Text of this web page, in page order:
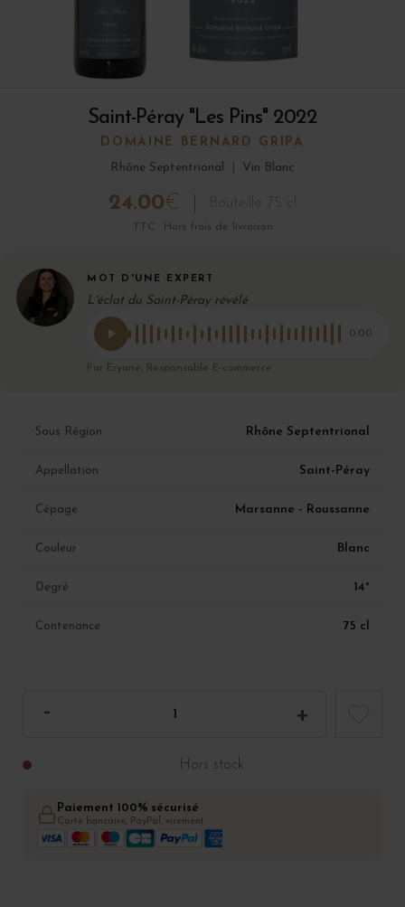
Saint-Péray "Les Pins" 2022
DOMAINE BERNARD GRIPA
Rhône Septentrional
Vin Blanc
24.00€ Bouteille 75 cl
TTC · Hors frais de livraison
MOT D'UNE EXPERT
L'éclat du Saint-Péray révélé
0:00
Par Eryane, Responsable E-commerce
Sous Région Rhône Septentrional
Appellation Saint-Péray
Cépage Marsanne - Roussanne
Couleur Blanc
Degré 14°
Contenance 75 cl
Hors stock
Paiement 100% sécurisé
Carte bancaire, PayPal, virement